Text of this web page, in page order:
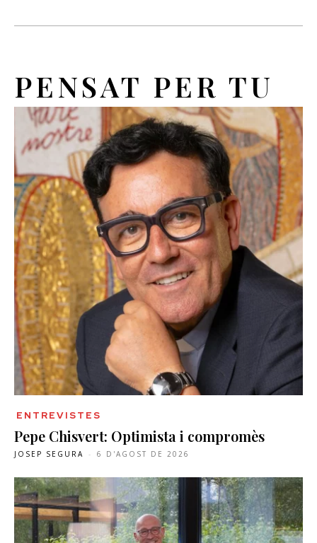
PENSAT PER TU
ENTREVISTES
Pepe Chisvert: Optimista i compromès
JOSEP SEGURA - 6 D'AGOST DE 2026